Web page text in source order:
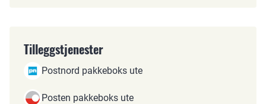
Tilleggstjenester
Postnord pakkeboks ute
Posten pakkeboks ute